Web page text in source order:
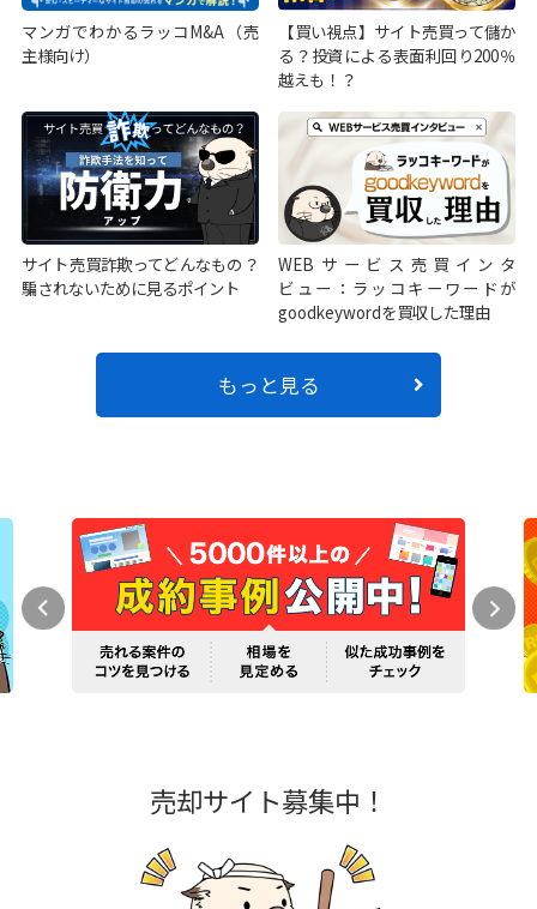
マンガでわかるラッコM&A（売
主様向け）
【買い視点】サイト売買って儲か
る？投資による表面利回り200％
越えも！？
サイト売買詐欺ってどんなもの？
騙されないために見るポイント
WEBサービス売買インタ
ビュー：ラッコキーワードが
goodkeywordを買収した理由
もっと見る
売却サイト募集中！